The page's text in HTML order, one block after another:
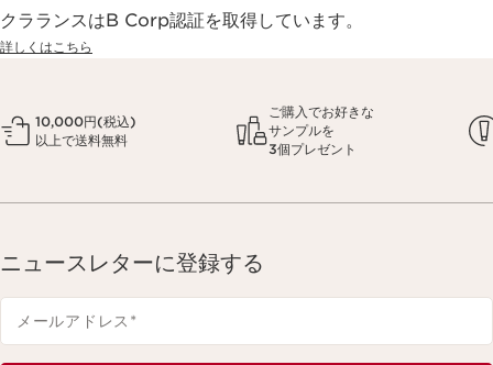
クラランスはB Corp認証を取得しています。
詳しくはこちら
10,000円(税込)
以上で送料無料
ご購入でお好きな
サンプルを
3個プレゼント
ニュースレターに登録する
メールアドレス *